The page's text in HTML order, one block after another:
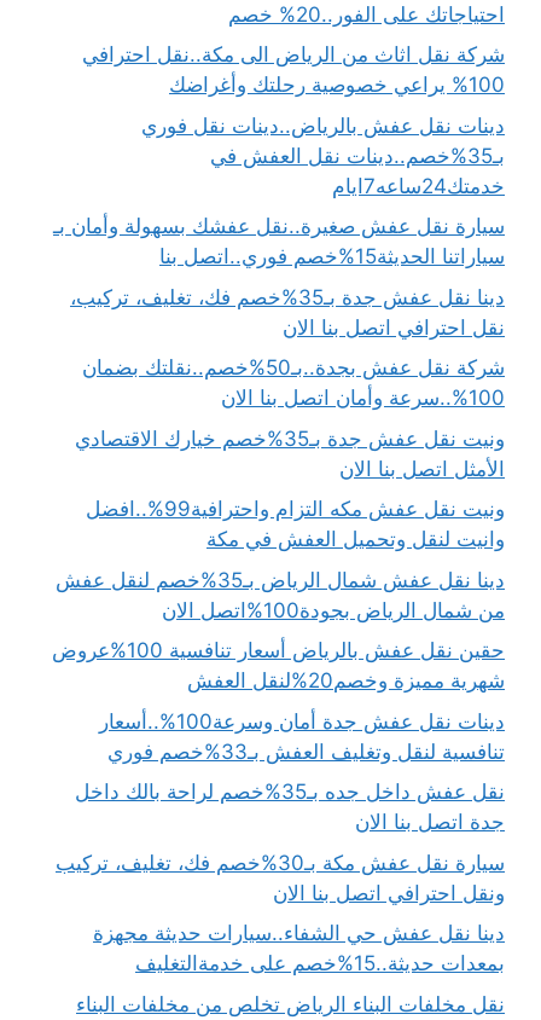
احتياجاتك على الفور..20% خصم
شركة نقل اثاث من الرياض الى مكة..نقل احترافي
100% يراعي خصوصية رحلتك وأغراضك
دينات نقل عفش بالرياض..دينات نقل فوري
بـ35%خصم..دينات نقل العفش في
خدمتك24ساعه7ايام
سيارة نقل عفش صغيرة..نقل عفشك بسهولة وأمان بـ
سياراتنا الحديثة15%خصم فوري..اتصل بنا
دينا نقل عفش جدة بـ35%خصم فك، تغليف، تركيب،
نقل احترافي اتصل بنا الان
شركة نقل عفش بجدة..بـ50%خصم..نقلتك بضمان
100%..سرعة وأمان اتصل بنا الان
ونيت نقل عفش جدة بـ35%خصم خيارك الاقتصادي
الأمثل اتصل بنا الان
ونيت نقل عفش مكه التزام واحترافية99%..افضل
وانيت لنقل وتحميل العفش في مكة
دينا نقل عفش شمال الرياض بـ35%خصم لنقل عفش
من شمال الرياض بجودة100%اتصل الان
حقين نقل عفش بالرياض أسعار تنافسية 100%عروض
شهرية مميزة وخصم20%لنقل العفش
دينات نقل عفش جدة أمان وسرعة100%..أسعار
تنافسية لنقل وتغليف العفش بـ33%خصم فوري
نقل عفش داخل جده بـ35%خصم لراحة بالك داخل
جدة اتصل بنا الان
سيارة نقل عفش مكة بـ30%خصم فك، تغليف، تركيب
ونقل احترافي اتصل بنا الان
دينا نقل عفش حي الشفاء..سيارات حديثة مجهزة
بمعدات حديثة..15%خصم على خدمةالتغليف
نقل مخلفات البناء الرياض تخلص من مخلفات البناء